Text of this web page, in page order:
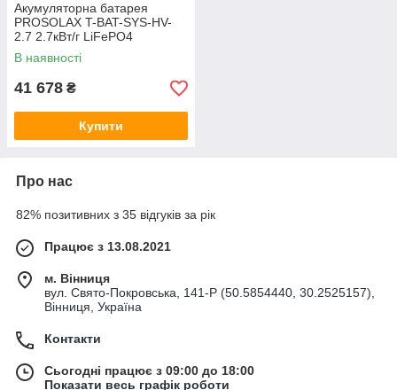
Акумуляторна батарея
PROSOLAX T-BAT-SYS-HV-
2.7 2.7кВт/г LiFePO4
В наявності
41 678 ₴
Купити
Про нас
82% позитивних з 35 відгуків за рік
Працює з 13.08.2021
м. Вінниця
вул. Свято-Покровська, 141-Р (50.5854440, 30.2525157),
Вінниця, Україна
Контакти
Сьогодні працює з 09:00 до 18:00
Показати весь графік роботи